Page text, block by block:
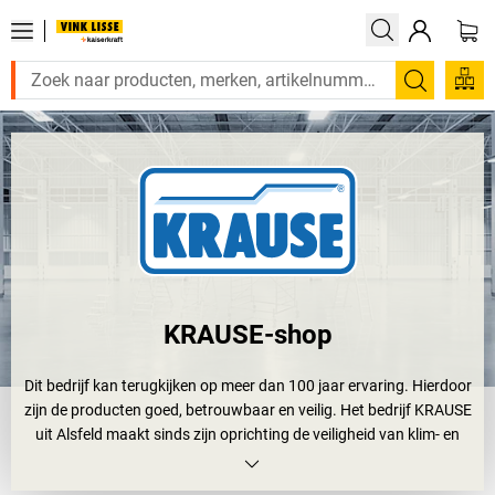
Zoeken
KRAUSE-shop
Dit bedrijf kan terugkijken op meer dan 100 jaar ervaring. Hierdoor
zijn de producten goed, betrouwbaar en veilig. Het bedrijf KRAUSE
uit Alsfeld maakt sinds zijn oprichting de veiligheid van klim- en
steigersystemen tot een speerpunt. Met de klimhulpen van